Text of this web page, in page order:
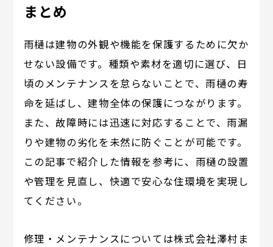
まとめ
雨樋は建物の外観や機能を保護するために欠か
せない設備です。種類や素材を適切に選び、日
頃のメンテナンスを怠らないことで、雨樋の寿
命を延ばし、建物全体の保護につながります。
また、故障時には迅速に対応することで、雨漏
りや建物の劣化を未然に防ぐことが可能です。
この記事で紹介した情報を参考に、雨樋の設置
や管理を見直し、快適で安心な住環境を実現し
てください。
修理・メンテナンスについては株式会社澤村ま